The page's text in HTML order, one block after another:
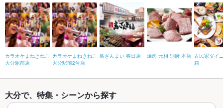
カラオケまねきねこ
大分駅前店
カラオケまねきねこ
大分駅前2号店
鳥ざんまい 春日店 焼肉 元相 別府 本店 古民家ダイ
箱
大分で、特集・シーンから探す